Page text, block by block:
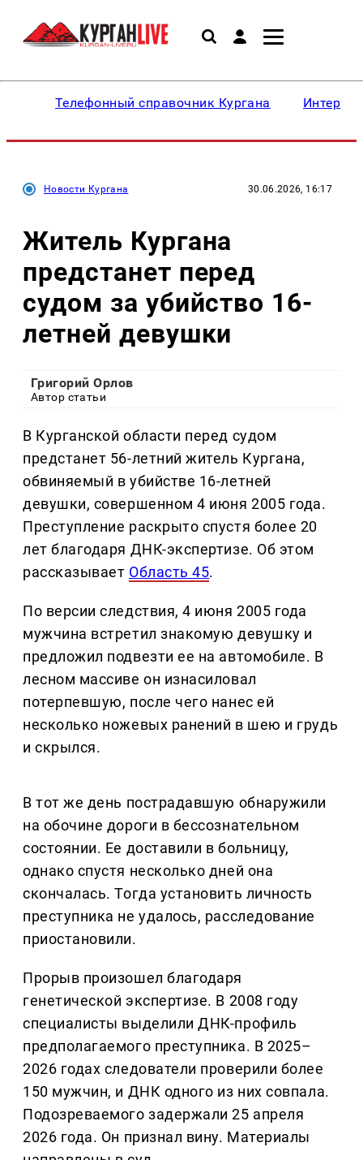
Телефонный справочник Кургана
Новости Кургана 30.06.2026, 16:17
Житель Кургана
предстанет перед
судом за убийство 16-
летней девушки
Григорий Орлов
Автор статьи
В Курганской области перед судом
предстанет 56-летний житель Кургана,
обвиняемый в убийстве 16-летней
девушки, совершенном 4 июня 2005 года.
Преступление раскрыто спустя более 20
лет благодаря ДНК-экспертизе. Об этом
рассказывает Область 45.
По версии следствия, 4 июня 2005 года
мужчина встретил знакомую девушку и
предложил подвезти ее на автомобиле. В
лесном массиве он изнасиловал
потерпевшую, после чего нанес ей
несколько ножевых ранений в шею и грудь
и скрылся.
В тот же день пострадавшую обнаружили
на обочине дороги в бессознательном
состоянии. Ее доставили в больницу,
однако спустя несколько дней она
скончалась. Тогда установить личность
преступника не удалось, расследование
приостановили.
Прорыв произошел благодаря
генетической экспертизе. В 2008 году
специалисты выделили ДНК-профиль
предполагаемого преступника. В 2025–
2026 годах следователи проверили более
150 мужчин, и ДНК одного из них совпала.
Подозреваемого задержали 25 апреля
2026 года. Он признал вину. Материалы